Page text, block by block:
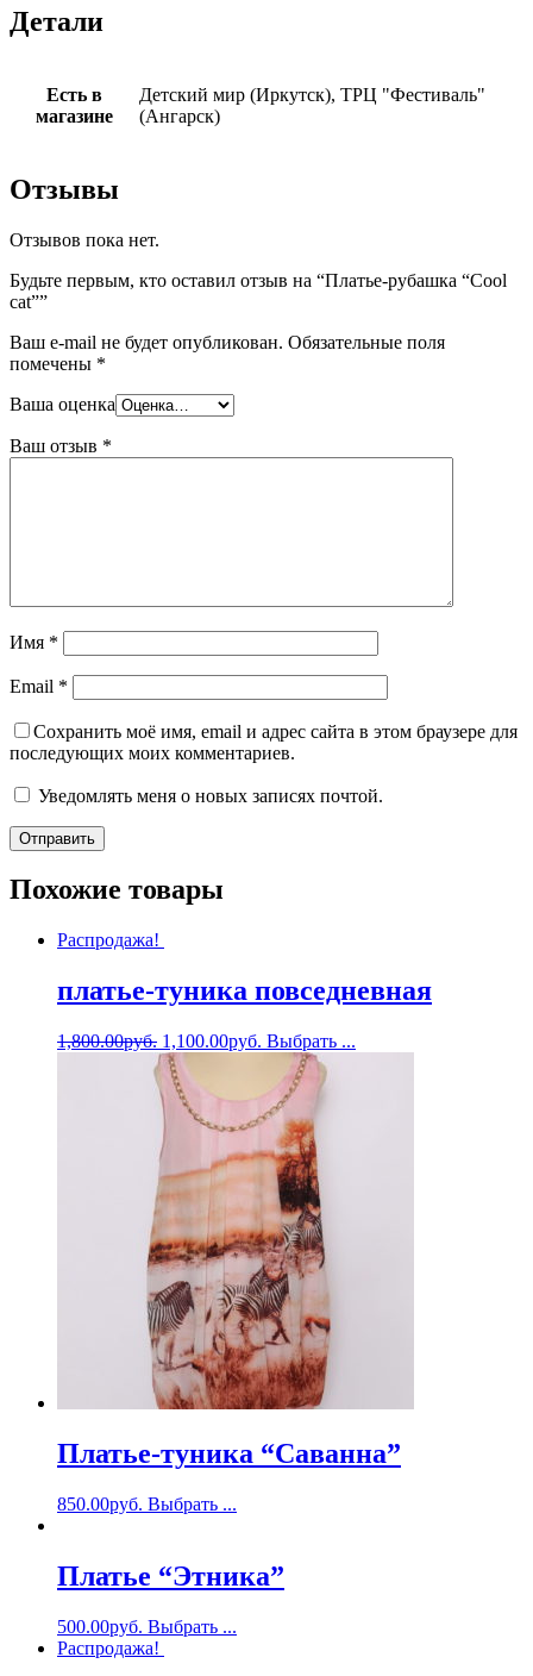
Детали
Есть в
магазине
Детский мир (Иркутск), ТРЦ "Фестиваль"
(Ангарск)
Отзывы
Отзывов пока нет.
Будьте первым, кто оставил отзыв на “Платье-рубашка “Cool
cat””
Ваш e-mail не будет опубликован. Обязательные поля
помечены *
Ваша оценка
Ваш отзыв *
Имя *
Email *
Сохранить моё имя, email и адрес сайта в этом браузере для
последующих моих комментариев.
Уведомлять меня о новых записях почтой.
Похожие товары
Распродажа!
платье-туника повседневная
1,800.00руб. 1,100.00руб. Выбрать ...
Платье-туника “Саванна”
850.00руб. Выбрать ...
Платье “Этника”
500.00руб. Выбрать ...
Распродажа!